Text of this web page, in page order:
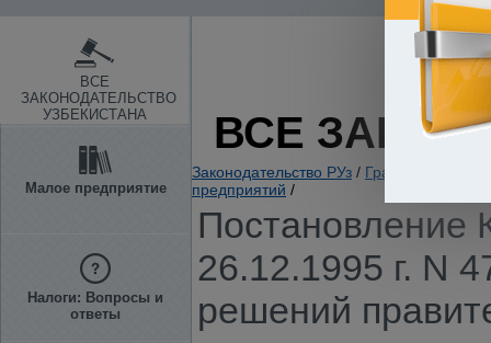
ВСЕ
ЗАКОНОДАТЕЛЬСТВО
УЗБЕКИСТАНА
Малое предприятие
Налоги: Вопросы и
ответы
ВСЕ
Законодательство РУз / Гражданское и
предприятий /
Постановление
26.12.1995 г. N
решений